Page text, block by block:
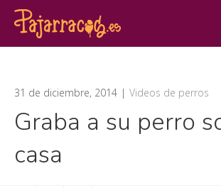
31 de diciembre, 2014 Videos de perros
Graba a su perro
casa